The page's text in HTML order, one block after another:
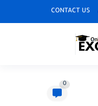
CONTACT US
0